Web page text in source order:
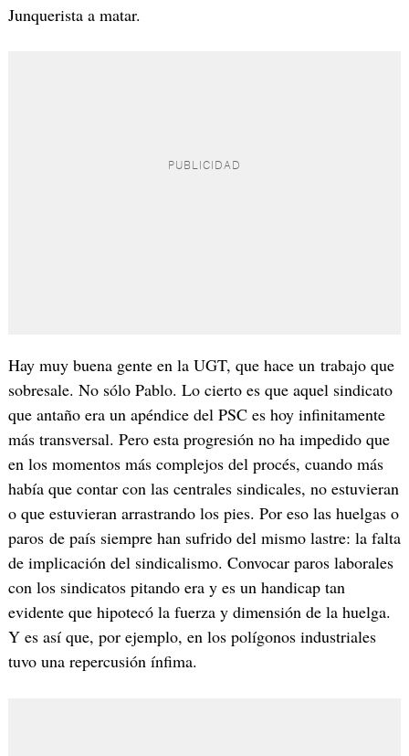
Junquerista a matar.
Hay muy buena gente en la UGT, que hace un trabajo que
sobresale. No sólo Pablo. Lo cierto es que aquel sindicato
que antaño era un apéndice del PSC es hoy infinitamente
más transversal. Pero esta progresión no ha impedido que
en los momentos más complejos del procés, cuando más
había que contar con las centrales sindicales, no estuvieran
o que estuvieran arrastrando los pies. Por eso las huelgas o
paros de país siempre han sufrido del mismo lastre: la falta
de implicación del sindicalismo. Convocar paros laborales
con los sindicatos pitando era y es un handicap tan
evidente que hipotecó la fuerza y dimensión de la huelga.
Y es así que, por ejemplo, en los polígonos industriales
tuvo una repercusión ínfima.